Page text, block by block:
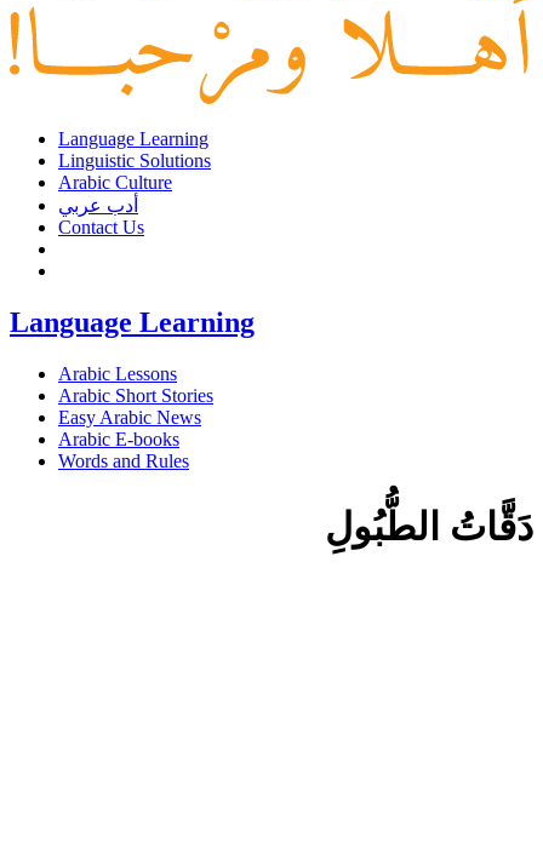
Language Learning
Linguistic Solutions
Arabic Culture
أدب عربي
Contact Us
Language Learning
Arabic Lessons
Arabic Short Stories
Easy Arabic News
Arabic E-books
Words and Rules
دَقَّاتُ الطُّبُولِ